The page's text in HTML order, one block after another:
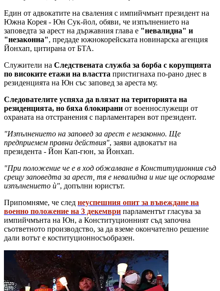
Един от адвокатите на сваления с импийчмънт президент на
Южна Корея - Юн Сук-йол, обяви, че изпълнението на
заповедта за арест на държавния глава е "невалидна" и
"незаконна", предаде южнокорейската новинарска агенция
Йонхап, цитирана от БТА.
Служители на Следствената служба за борба с корупцията
по високите етажи на властта пристигнаха по-рано днес в
резиденцията на Юн със заповед за ареста му.
Следователите успяха да влязат на територията на
резиденцията, но бяха блокирани от военнослужещи от
охраната на отстранения с парламентарен вот президент.
"Изпълнението на заповед за арест е незаконно. Ще
предприемем правни действия", заяви адвокатът на
президента - Йон Кап-гюн, за Йонхап.
"При положение че е в ход обжалване в Конституционния съд
срещу заповедта за арест, тя е невалидна и ние ще оспорваме
изпълнението ѝ", допълни юристът.
Припомняме, че след неуспешния опит за въвеждане на
военно положение на 3 декември парламентът гласува за
импийчмънта на Юн, а Конституционният съд започна
съответното производство, за да вземе окончателно решение
дали вотът е коституционносъобразен.